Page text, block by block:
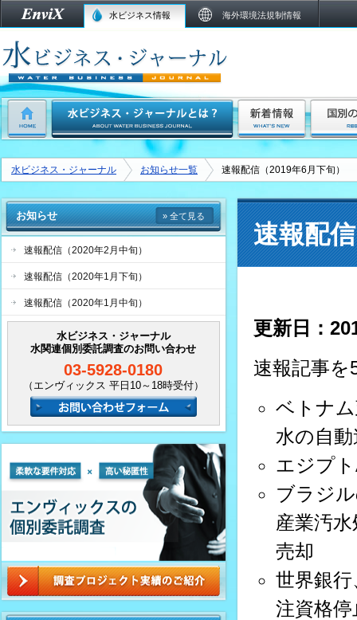
水ビジネス情報 海外環境法規制情報
水ビジネス・ジャーナル お知らせ一覧 速報配信（2019年6月下旬）
速報配
更新日：
速報記事を
ベトナ
水の自
エジプ
ブラジ
産業汚
売却
世界銀
注資格
お知らせ » 全て見る
速報配信（2020年2月中旬）
速報配信（2020年1月下旬）
速報配信（2020年1月中旬）
水ビジネス・ジャーナル
水関連個別委託調査のお問い合わせ
03-5928-0180
（エンヴィックス 平日10～18時受付）